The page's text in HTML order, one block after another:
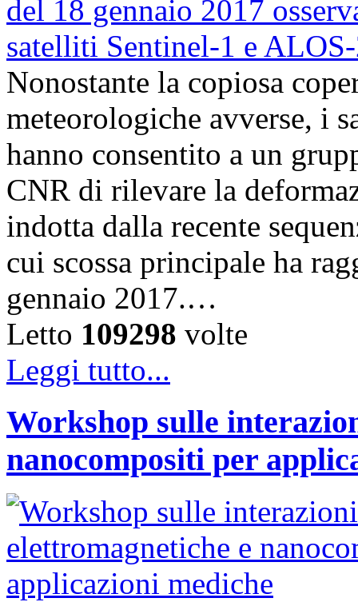
Nonostante la copiosa
meteorologiche avverse, i
hanno consentito a un
CNR di rilevare la
indotta dalla recente
cui scossa principale ha
gennaio 2017.…
Letto 109298 volte
Leggi tutto...
Workshop sulle
nanocompositi per